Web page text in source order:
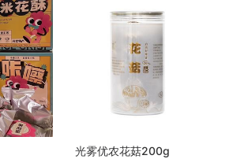
光雾优农花菇200g